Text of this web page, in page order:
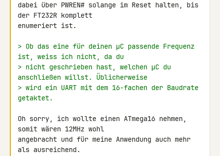
dabei über PWREN# solange im Reset halten, bis
der FT232R komplett
enumeriert ist.
> Ob das eine für deinen µC passende Frequenz
ist, weiss ich nicht, da du
> nicht geschrieben hast, welchen µC du
anschließen willst. Üblicherweise
> wird ein UART mit dem 16-fachen der Baudrate
getaktet.
Oh sorry, ich wollte einen ATmega16 nehmen,
somit wären 12MHz wohl
angebracht und für meine Anwendung auch mehr
als ausreichend.